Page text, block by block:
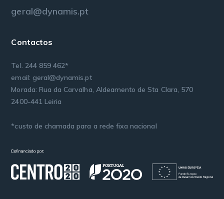
geral@dynamis.pt
Contactos
Tel. 244 859 462*
email: geral@dynamis.pt
Morada: Rua da Carvalha, Aldeamento de Sta Clara, 570
2400-441 Leiria
*custo de chamada para a rede fixa nacional